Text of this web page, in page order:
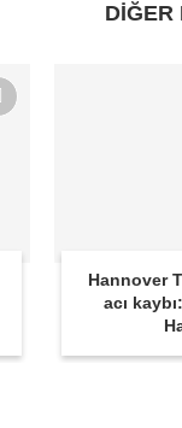
DİĞER
Hannover
acı